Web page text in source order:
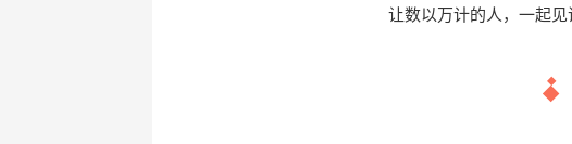
让数以万计的人，一起见